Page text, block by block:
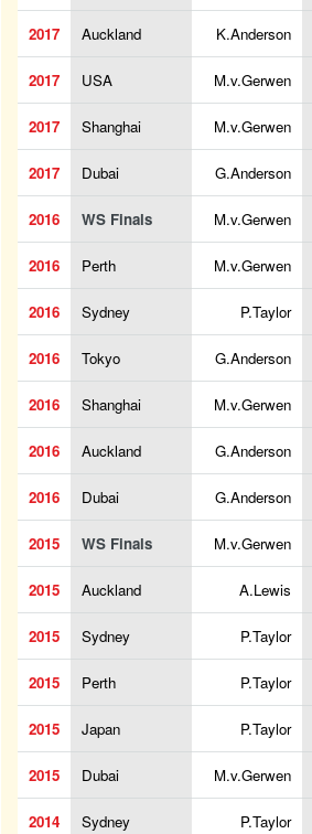
2017 Auckland K.Anderson
2017 USA M.v.Gerwen
2017 Shanghai M.v.Gerwen
2017 Dubai G.Anderson
2016 WS Finals M.v.Gerwen
2016 Perth M.v.Gerwen
2016 Sydney P.Taylor
2016 Tokyo G.Anderson
2016 Shanghai M.v.Gerwen
2016 Auckland G.Anderson
2016 Dubai G.Anderson
2015 WS Finals M.v.Gerwen
2015 Auckland A.Lewis
2015 Sydney P.Taylor
2015 Perth P.Taylor
2015 Japan P.Taylor
2015 Dubai M.v.Gerwen
2014 Sydney P.Taylor